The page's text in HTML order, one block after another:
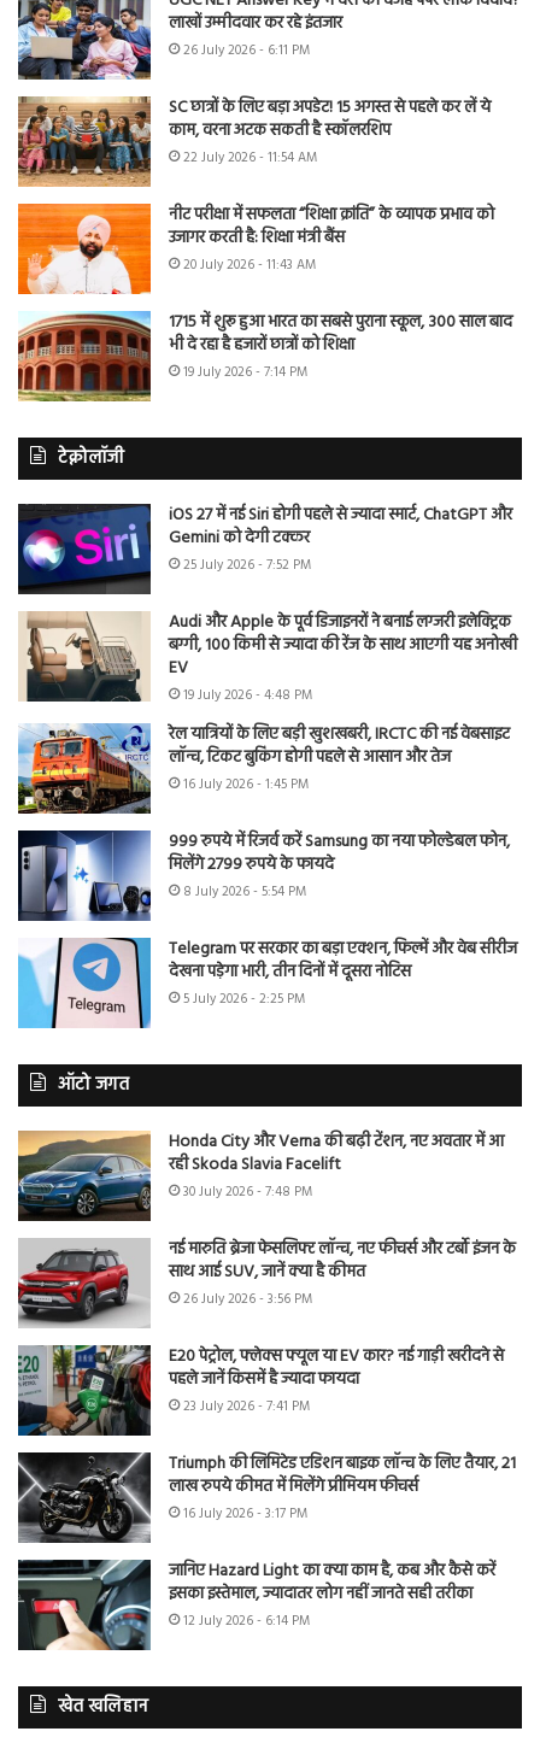
लाखों उम्मीदवार कर रहे इंतजार
26 July 2026 - 6:11 PM
SC छात्रों के लिए बड़ा अपडेट! 15 अगस्त से पहले कर लें ये
काम, वरना अटक सकती है स्कॉलरशिप
22 July 2026 - 11:54 AM
नीट परीक्षा में सफलता “शिक्षा क्रांति” के व्यापक प्रभाव को
उजागर करती है: शिक्षा मंत्री बैंस
20 July 2026 - 11:43 AM
1715 में शुरू हुआ भारत का सबसे पुराना स्कूल, 300 साल बाद
भी दे रहा है हजारों छात्रों को शिक्षा
19 July 2026 - 7:14 PM
टेक्नोलॉजी
iOS 27 में नई Siri होगी पहले से ज्यादा स्मार्ट, ChatGPT और
Gemini को देगी टक्कर
25 July 2026 - 7:52 PM
Audi और Apple के पूर्व डिजाइनरों ने बनाई लग्जरी इलेक्ट्रिक
बग्गी, 100 किमी से ज्यादा की रेंज के साथ आएगी यह अनोखी
EV
19 July 2026 - 4:48 PM
रेल यात्रियों के लिए बड़ी खुशखबरी, IRCTC की नई वेबसाइट
लॉन्च, टिकट बुकिंग होगी पहले से आसान और तेज
16 July 2026 - 1:45 PM
999 रुपये में रिजर्व करें Samsung का नया फोल्डेबल फोन,
मिलेंगे 2799 रुपये के फायदे
8 July 2026 - 5:54 PM
Telegram पर सरकार का बड़ा एक्शन, फिल्में और वेब सीरीज
देखना पड़ेगा भारी, तीन दिनों में दूसरा नोटिस
5 July 2026 - 2:25 PM
ऑटो जगत
Honda City और Verna की बढ़ी टेंशन, नए अवतार में आ
रही Skoda Slavia Facelift
30 July 2026 - 7:48 PM
नई मारुति ब्रेजा फेसलिफ्ट लॉन्च, नए फीचर्स और टर्बो इंजन के
साथ आई SUV, जानें क्या है कीमत
26 July 2026 - 3:56 PM
E20 पेट्रोल, फ्लेक्स फ्यूल या EV कार? नई गाड़ी खरीदने से
पहले जानें किसमें है ज्यादा फायदा
23 July 2026 - 7:41 PM
Triumph की लिमिटेड एडिशन बाइक लॉन्च के लिए तैयार, 21
लाख रुपये कीमत में मिलेंगे प्रीमियम फीचर्स
16 July 2026 - 3:17 PM
जानिए Hazard Light का क्या काम है, कब और कैसे करें
इसका इस्तेमाल, ज्यादातर लोग नहीं जानते सही तरीका
12 July 2026 - 6:14 PM
खेत खलिहान